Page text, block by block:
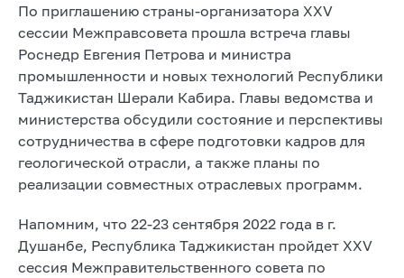
По приглашению страны-организатора XXV
сессии Межправсовета прошла встреча главы
Роснедр Евгения Петрова и министра
промышленности и новых технологий Республики
Таджикистан Шерали Кабира. Главы ведомства и
министерства обсудили состояние и перспективы
сотрудничества в сфере подготовки кадров для
геологической отрасли, а также планы по
реализации совместных отраслевых программ.
Напомним, что 22-23 сентября 2022 года в г.
Душанбе, Республика Таджикистан пройдет XXV
сессия Межправительственного совета по